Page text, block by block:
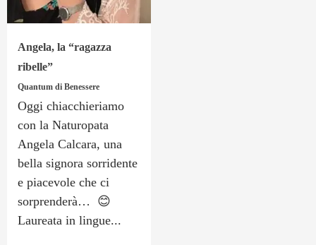
Angela, la “ragazza
ribelle”
Quantum di Benessere
Oggi chiacchieriamo
con la Naturopata
Angela Calcara, una
bella signora sorridente
e piacevole che ci
sorprenderà… 😊
Laureata in lingue...